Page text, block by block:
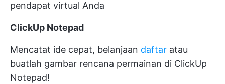
pendapat virtual Anda
ClickUp Notepad
Mencatat ide cepat, belanjaan daftar atau
buatlah gambar rencana permainan di ClickUp
Notepad!